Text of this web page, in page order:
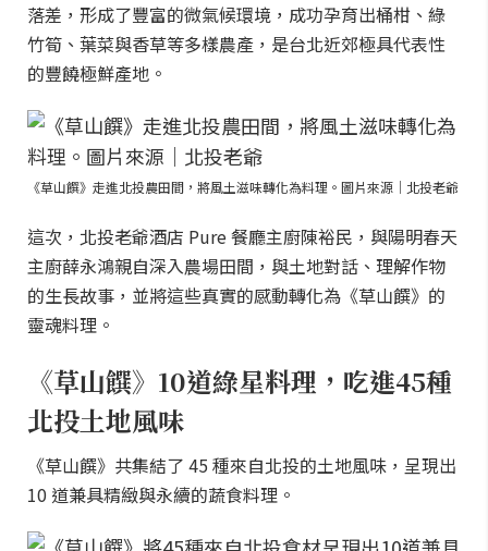
落差，形成了豐富的微氣候環境，成功孕育出桶柑、綠
竹筍、葉菜與香草等多樣農產，是台北近郊極具代表性
的豐饒極鮮產地。
《草山饌》走進北投農田間，將風土滋味轉化為料理。圖片來源｜北投老爺
這次，北投老爺酒店 Pure 餐廳主廚陳裕民，與陽明春天
主廚薛永鴻親自深入農場田間，與土地對話、理解作物
的生長故事，並將這些真實的感動轉化為《草山饌》的
靈魂料理。
《草山饌》10道綠星料理，吃進45種
北投土地風味
《草山饌》共集結了 45 種來自北投的土地風味，呈現出
10 道兼具精緻與永續的蔬食料理。